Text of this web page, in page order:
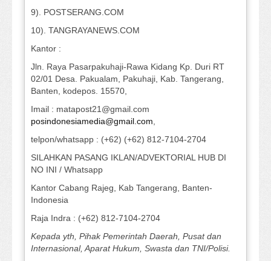
9). POSTSERANG.COM
10). TANGRAYANEWS.COM
Kantor :
Jln. Raya Pasarpakuhaji-Rawa Kidang Kp. Duri RT
02/01 Desa. Pakualam, Pakuhaji, Kab. Tangerang,
Banten, kodepos. 15570,
Imail : matapost21@gmail.com
posindonesiamedia@gmail.com,
telpon/whatsapp : (+62) (+62) 812-7104-2704
SILAHKAN PASANG IKLAN/ADVEKTORIAL HUB DI
NO INI / Whatsapp
Kantor Cabang Rajeg, Kab Tangerang, Banten-
Indonesia
Raja Indra : (+62) 812-7104-2704
Kepada yth, Pihak Pemerintah Daerah, Pusat dan
Internasional, Aparat Hukum, Swasta dan TNI/Polisi.